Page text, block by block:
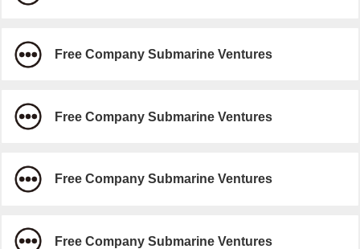
Free Company Submarine Ventures
Free Company Submarine Ventures
Free Company Submarine Ventures
Free Company Submarine Ventures